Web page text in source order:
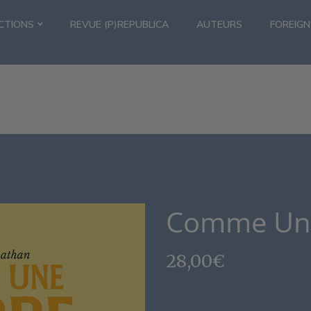
REVUE (P)REPUBLICA AUTEURS
Comme
28,00€